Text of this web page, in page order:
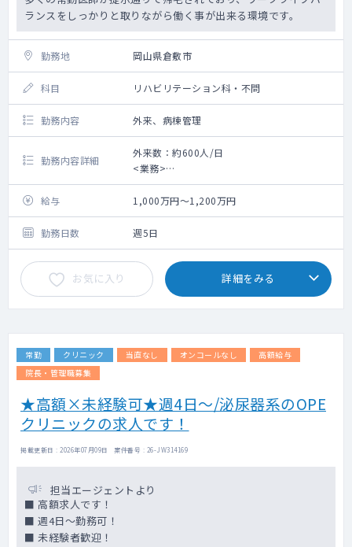
ランスをしっかりと取りながら働く事が出来る環境です。
勤務地 岡山県倉敷市
科目 リハビリテーション科・不問
勤務内容 外来、病棟管理
勤務内容詳細
外来数：約600人/日
<業務>
■外来 ：担当コマ数は相談 外来数 約
600人/日
■病棟 ：受け持ち患者数 30～50人（回
復期リハ）
給与 1,000万円～1,200万円
勤務日数 週5日
お気に入り 詳細をみる
常勤 クリニック 当直なし オンコールなし
高額給与
院長・管理職募集
★高額×未経験可★週4日～/泌尿器系のOPE
クリニックの求人です！
掲載更新日 : 2026年07月09日 案件番号 : 26-JW314169
担当エージェントより
■ 高額求人です！
■ 週4日～勤務可！
■ 未経験者歓迎！